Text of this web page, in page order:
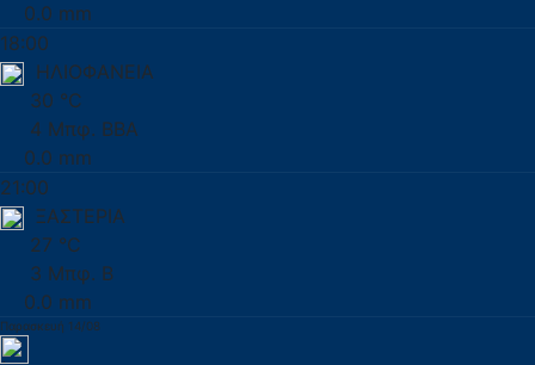
0.0 mm
18:00
ΗΛΙΟΦΑΝΕΙΑ
30 °C
4 Μπφ. ΒΒΑ
0.0 mm
21:00
ΞΑΣΤΕΡΙΑ
27 °C
3 Μπφ. Β
0.0 mm
Παρασκευή 14/08